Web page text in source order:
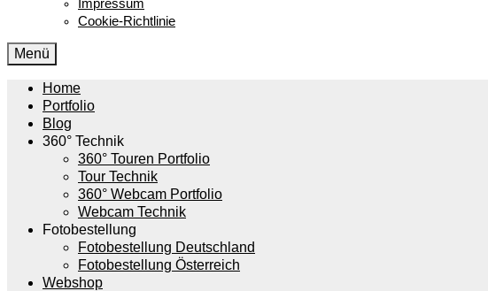
Impressum
Cookie-Richtlinie
Menü
Home
Portfolio
Blog
360° Technik
360° Touren Portfolio
Tour Technik
360° Webcam Portfolio
Webcam Technik
Fotobestellung
Fotobestellung Deutschland
Fotobestellung Österreich
Webshop